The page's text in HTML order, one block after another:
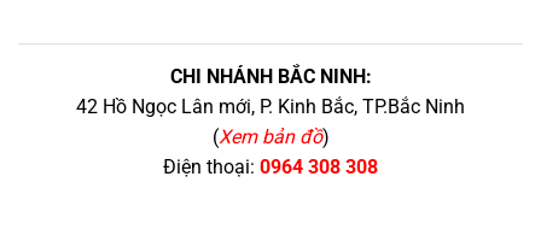
CHI NHÁNH BẮC NINH:
42 Hồ Ngọc Lân mới, P. Kinh Bắc, TP.Bắc Ninh
(Xem bản đồ)
Điện thoại: 0964 308 308